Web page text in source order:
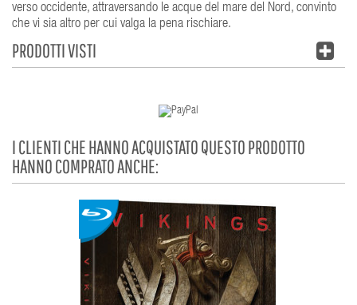
verso occidente, attraversando le acque del mare del Nord, convinto
che vi sia altro per cui valga la pena rischiare.
PRODOTTI VISTI
I CLIENTI CHE HANNO ACQUISTATO QUESTO PRODOTTO
HANNO COMPRATO ANCHE: